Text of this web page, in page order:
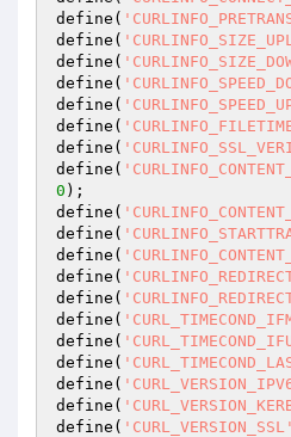
define(
define(
define(
define(
define(
define(
define(
define(
0 );
define(
define(
define(
define(
define(
define(
define(
define(
define(
define(
define( 'CURL_VERSION_SSL'